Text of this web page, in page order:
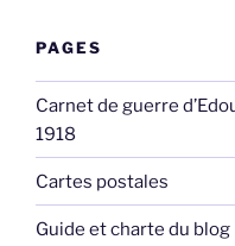
PAGES
Carnet de guerre
1918
Cartes postales
Guide et charte du blog